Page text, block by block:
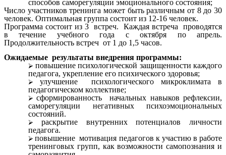
способов саморегуляции эмоционального состояния;
Число участников тренинга может быть различным от 8 до 30
человек. Оптимальная группа состоит из 12-16 человек.
Программа состоит из 3 встреч. Каждая встреча проводятся
в течение учебного года с октября по апрель.
Продолжительность встреч от 1 до 1,5 часов.
Ожидаемые результаты внедрения программы:
повышение психологической защищенности каждого
педагога, укрепление его психического здоровья;
улучшение психологического микроклимата в
педагогическом коллективе;
сформированность начальных навыков рефлексии,
саморегуляции негативных психоэмоциональных
состояний.
раскрытие внутренних потенциалов личности
педагога.
повышение мотивация педагогов к участию в работе
тренинговых групп, как возможности самопознания и